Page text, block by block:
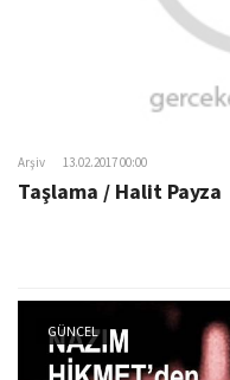
Arşiv 13.02.2017 00:00
Taşlama / Halit Payza
GÜNCEL